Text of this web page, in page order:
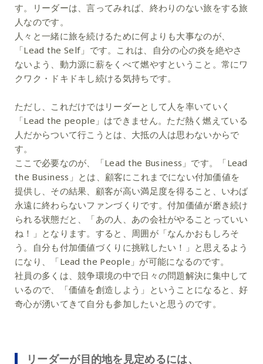
す。リーダーは、言ってみれば、終わりのない旅をする旅
人なのです。
人々と一緒に旅を続けるために何よりも大事なのが、
「Lead the Self」です。これは、自分の心の炎を絶やさ
ないよう、動力源に薪をくべて燃やすということ。常にワ
クワク・ドキドキし続ける気持ちです。
ただし、これだけではリーダーとして人を率いていく
「Lead the people」はできません。ただ熱く燃えている
人だからついて行こうとは、大抵の人は思わないからで
す。
ここで必要なのが、「Lead the Business」です。「Lead
the Business」とは、顧客にこれまでにない付加価値を
提供し、その結果、顧客が高い満足度を得ること、いわば
永遠に終わらないファンづくりです。付加価値が磨き続け
られる状態だと、「あの人、あの会社がやることっていい
ね！」となります。すると、周囲が「なんかおもしろそ
う。自分も付加価値づくりに挑戦したい！」と思えるよう
になり、「Lead the People」が可能になるのです。
社員の多くは、競争環境の中で日々の問題解決に集中して
いるので、「価値を創造しよう」ということになると、好
奇心が湧いてきて自分も参加したいと思うのです。
リーダーが目的地を見定めるには、